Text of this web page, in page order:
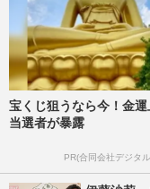
宝くじ狙うなら今！金運
当選者が暴露
PR(合同会社デジタ